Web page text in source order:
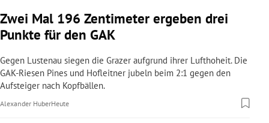
Zwei Mal 196 Zentimeter ergeben drei
Punkte für den GAK
Gegen Lustenau siegen die Grazer aufgrund ihrer Lufthoheit. Die
GAK-Riesen Pines und Hofleitner jubeln beim 2:1 gegen den
Aufsteiger nach Kopfbällen.
Alexander HuberHeute